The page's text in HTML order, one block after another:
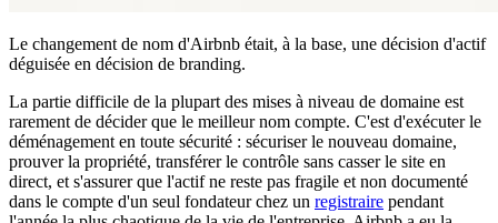
Le changement de nom d'Airbnb était, à la base, une décision d'actif
déguisée en décision de branding.
La partie difficile de la plupart des mises à niveau de domaine est
rarement de décider que le meilleur nom compte. C'est d'exécuter le
déménagement en toute sécurité : sécuriser le nouveau domaine,
prouver la propriété, transférer le contrôle sans casser le site en
direct, et s'assurer que l'actif ne reste pas fragile et non documenté
dans le compte d'un seul fondateur chez un registraire pendant